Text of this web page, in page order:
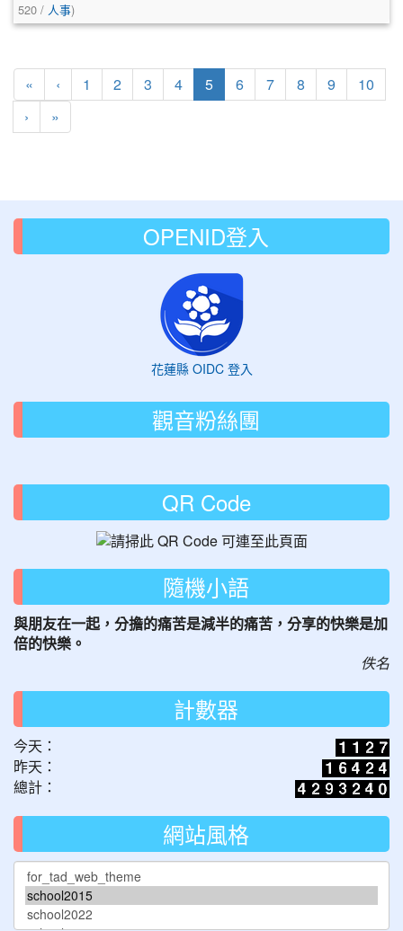
520 / 人事)
« 第一頁
‹ 上一頁
1 2 3 4 5(目前頁次)
6 7 8 9
10
› 下一頁
»
OPENID登入
花蓮縣 OIDC 登入
觀音粉絲團
QR Code
隨機小語
與朋友在一起，分擔的痛苦是減半的痛苦，分享的快樂是加
倍的快樂。
佚名
計數器
今天：
昨天：
總計：
網站風格